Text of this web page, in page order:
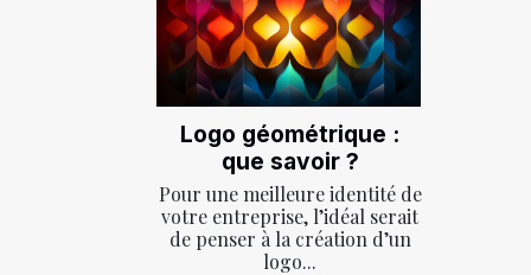
Logo géométrique :
que savoir ?
Pour une meilleure identité de
votre entreprise, l’idéal serait
de penser à la création d’un
logo...